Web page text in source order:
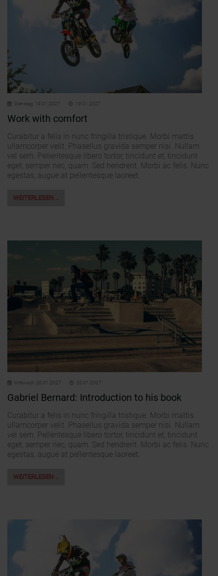
Dienstag, 19.01.2027 19.01.2027
Work with comfort
Curabitur a felis in nunc fringilla tristique. Morbi mattis
ullamcorper velit. Phasellus gravida semper nisi. Nullam
vel sem. Pellentesque libero tortor, tincidunt et, tincidunt
eget, semper nec, quam. Sed hendrerit. Morbi ac felis. Nunc
egestas, augue at pellentesque laoreet.
WEITERLESEN …
Mittwoch, 20.01.2027 20.01.2027
Gabriel Bernard: Introduction to his book
Curabitur a felis in nunc fringilla tristique. Morbi mattis
ullamcorper velit. Phasellus gravida semper nisi. Nullam
vel sem. Pellentesque libero tortor, tincidunt et, tincidunt
eget, semper nec, quam. Sed hendrerit. Morbi ac felis. Nunc
egestas, augue at pellentesque laoreet.
WEITERLESEN …